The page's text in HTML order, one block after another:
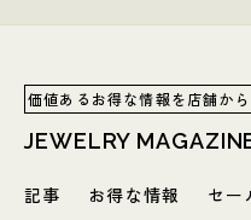
価値あるお得な情報を店舗か
JEWELRY
記事 お得な情報 セー